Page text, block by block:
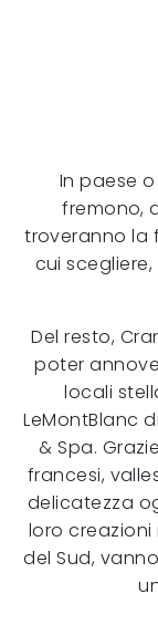
In paese
fremono,
troveranno la
cui
Del resto,
poter
locali
LeMontBlanc
& Spa.
francesi,
delicatezza
loro
del Sud,